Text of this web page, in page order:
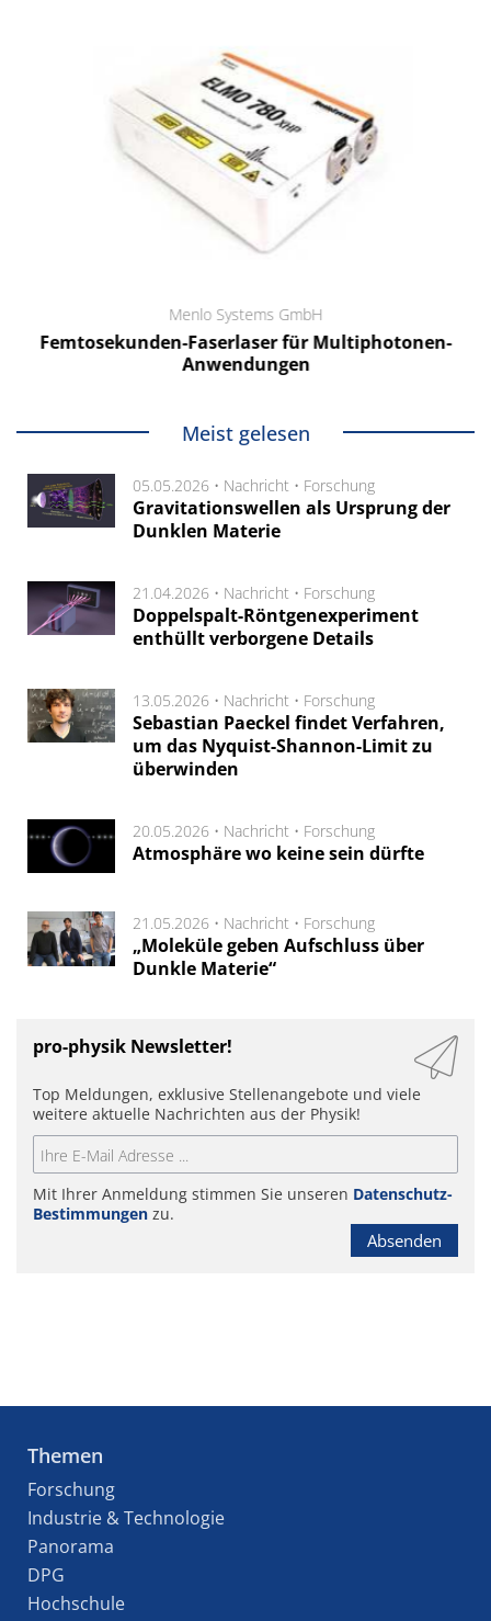
Menlo Systems GmbH
Femtosekunden-Faserlaser für Multiphotonen-
Anwendungen
Meist gelesen
05.05.2026 • Nachricht • Forschung
Gravitationswellen als Ursprung der
Dunklen Materie
21.04.2026 • Nachricht • Forschung
Doppelspalt-Röntgenexperiment
enthüllt verborgene Details
13.05.2026 • Nachricht • Forschung
Sebastian Paeckel findet Verfahren,
um das Nyquist-Shannon-Limit zu
überwinden
20.05.2026 • Nachricht • Forschung
Atmosphäre wo keine sein dürfte
21.05.2026 • Nachricht • Forschung
„Moleküle geben Aufschluss über
Dunkle Materie“
pro-physik Newsletter!
Top Meldungen, exklusive Stellenangebote und viele
weitere aktuelle Nachrichten aus der Physik!
Mit Ihrer Anmeldung stimmen Sie unseren Datenschutz-
Bestimmungen zu.
Absenden
Themen
Forschung
Industrie & Technologie
Panorama
DPG
Hochschule